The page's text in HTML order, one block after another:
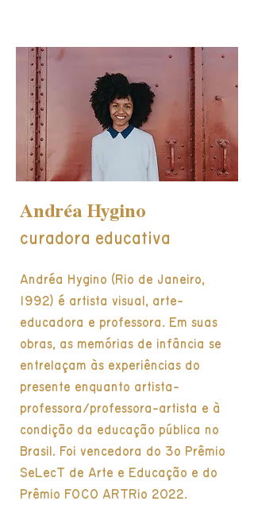
Andréa Hygino
curadora educativa
Andréa Hygino (Rio de Janeiro,
1992) é artista visual, arte-
educadora e professora. Em suas
obras, as memórias de infância se
entrelaçam às experiências do
presente enquanto artista-
professora/professora-artista e à
condição da educação pública no
Brasil. Foi vencedora do 3o Prêmio
SeLecT de Arte e Educação e do
Prêmio FOCO ARTRio 2022.